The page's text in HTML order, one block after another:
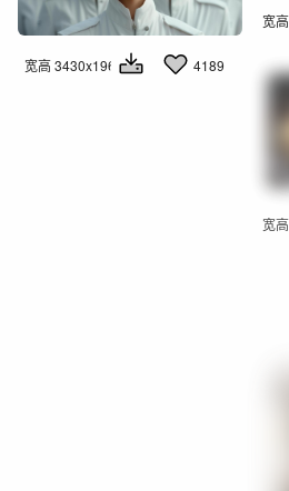
宽
宽高 3430x1960 4189
宽